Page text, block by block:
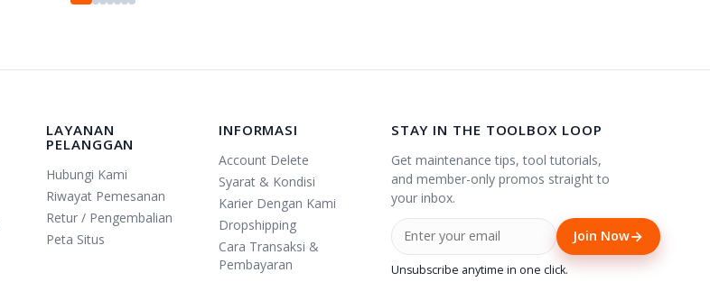
LAYANAN
PELANGGAN
Hubungi Kami
Riwayat Pemesanan
Retur / Pengembalian
Peta Situs
INFORMASI
Account Delete
Syarat & Kondisi
Karier Dengan Kami
Dropshipping
Cara Transaksi &
Pembayaran
STAY IN THE TOOLBOX LOOP
Get maintenance tips, tool tutorials,
and member-only promos straight to
your inbox.
Join Now→
Unsubscribe anytime in one click.